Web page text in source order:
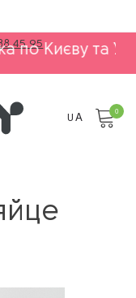
45 95та
UA
0